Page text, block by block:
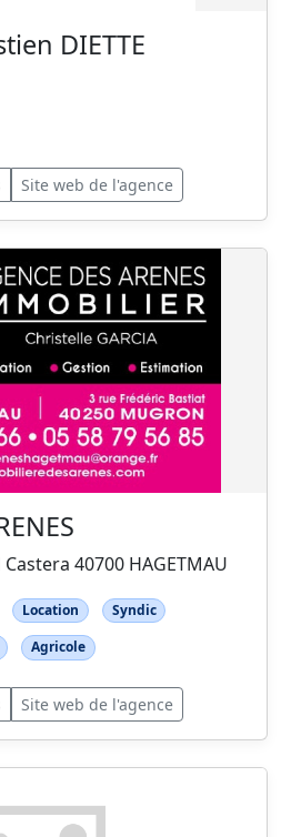
DIETTE
Site web de l'agence
40700 HAGETMAU
Location
Syndic
Agricole
Site web de l'agence